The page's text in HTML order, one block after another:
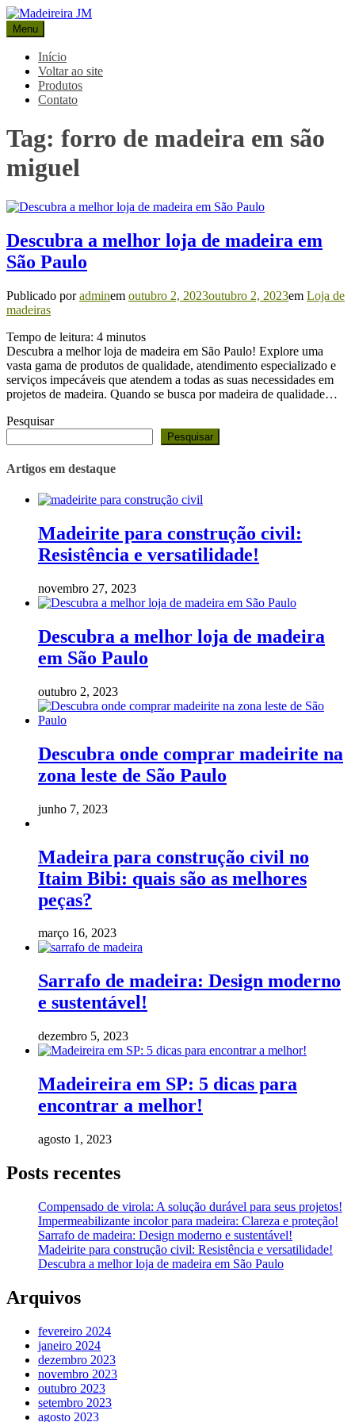
Pular
para
o
conteúdo
Madeireira JM
Blog Madeireira JM
Menu
Início
Voltar ao site
Produtos
Contato
Tag: forro de madeira em são
miguel
Descubra a melhor loja de madeira em
São Paulo
Publicado poradminem outubro 2, 2023outubro 2, 2023em Loja de
madeiras
Tempo de leitura: 4 minutos
Descubra a melhor loja de madeira em São Paulo! Explore uma
vasta gama de produtos de qualidade, atendimento especializado e
serviços impecáveis que atendem a todas as suas necessidades em
projetos de madeira. Quando se busca por madeira de qualidade…
Pesquisar
Pesquisar
Artigos em destaque
Madeirite para construção civil:
Resistência e versatilidade!
novembro 27, 2023
Descubra a melhor loja de madeira
em São Paulo
outubro 2, 2023
Descubra onde comprar madeirite na
zona leste de São Paulo
junho 7, 2023
Madeira para construção civil no
Itaim Bibi: quais são as melhores
peças?
março 16, 2023
Sarrafo de madeira: Design moderno
e sustentável!
dezembro 5, 2023
Madeireira em SP: 5 dicas para
encontrar a melhor!
agosto 1, 2023
Posts recentes
Compensado de virola: A solução durável para seus projetos!
Impermeabilizante incolor para madeira: Clareza e proteção!
Sarrafo de madeira: Design moderno e sustentável!
Madeirite para construção civil: Resistência e versatilidade!
Descubra a melhor loja de madeira em São Paulo
Arquivos
fevereiro 2024
janeiro 2024
dezembro 2023
novembro 2023
outubro 2023
setembro 2023
agosto 2023